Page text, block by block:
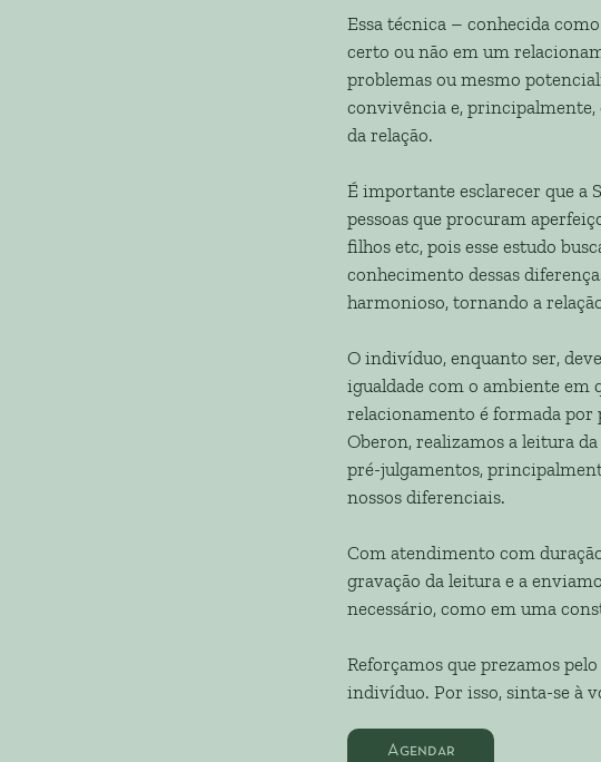
Essa técnica – conhecida
certo ou não em um
problemas ou mesmo
convivência e, principalmente,
da relação.
É importante esclarecer que a
pessoas que procuram
filhos etc, pois esse estudo
conhecimento dessas
harmonioso, tornando a
O indivíduo, enquanto ser,
igualdade com o ambiente em
relacionamento é formada por
Oberon, realizamos a leitura
pré-julgamentos,
nossos diferenciais.
Com atendimento com
gravação da leitura e a
necessário, como em uma
Reforçamos que prezamos
indivíduo. Por isso, sinta-se à
Agendar